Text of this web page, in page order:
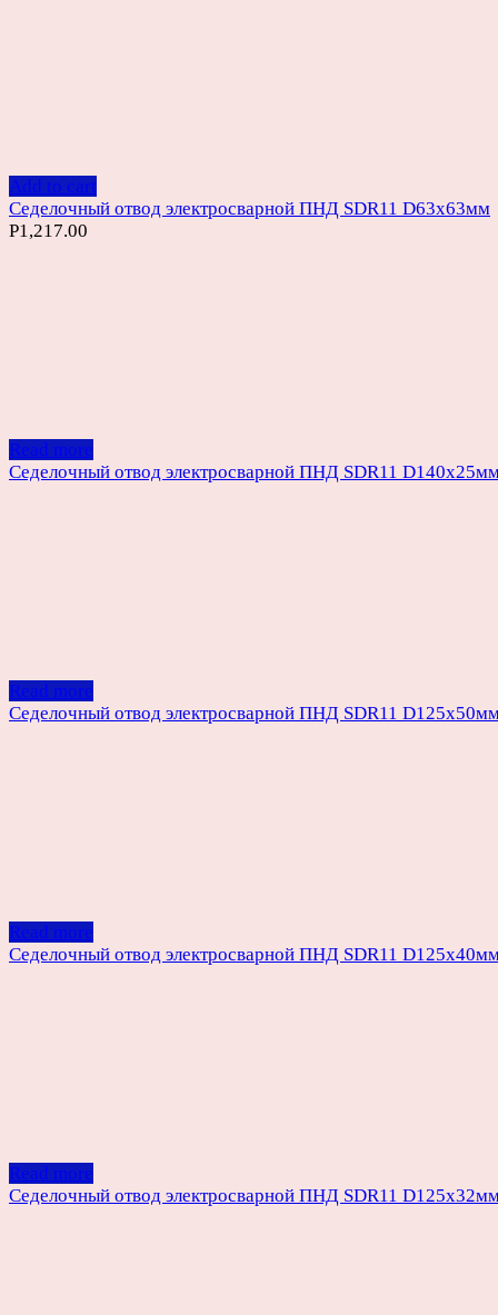
Add to cart
Седелочный отвод электросварной ПНД SDR11 D63х63мм
Р1,217.00
Read more
Седелочный отвод электросварной ПНД SDR11
Read more
Седелочный отвод электросварной ПНД SDR11
Read more
Седелочный отвод электросварной ПНД SDR11
Read more
Седелочный отвод электросварной ПНД SDR11